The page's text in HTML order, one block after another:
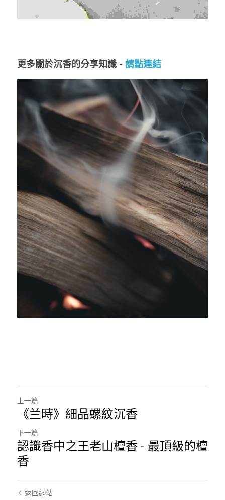
更多關於沉香的分享知識 - 請點連結
上一篇
《兰時》細品螺紋沉香
下一篇
認識香中之王老山檀香 - 最頂級的檀
香
返回網站